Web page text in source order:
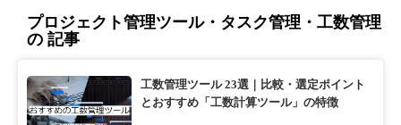
プロジェクト管理ツール・タスク管理・工数管理
の 記事
工数管理ツール 23選｜比較・選定ポイント
とおすすめ「工数計算ツール」の特徴